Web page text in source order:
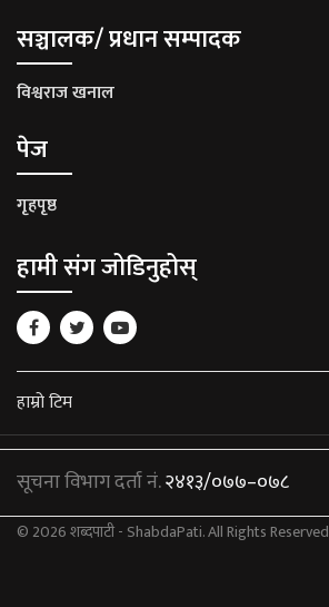
सञ्चालक/ प्रधान सम्पादक
विश्वराज खनाल
पेज
गृहपृष्ठ
हामी संग जोडिनुहोस्
हाम्रो टिम
© 2026 शब्दपाटी - ShabdaPati. All Rights Reserved
सूचना विभाग दर्ता नं.२४१३/०७७–०७८